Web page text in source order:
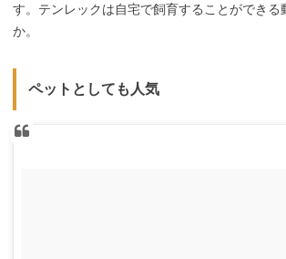
す。テンレックは自宅で飼育することができる
か。
ペットとしても人気